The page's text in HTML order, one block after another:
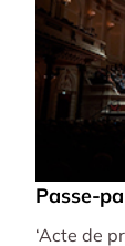
Passe-
‘Acte de